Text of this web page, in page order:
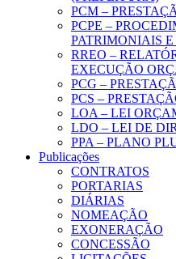
PCM –
PCPE –
PATRIMONIAIS E
RREO –
EXECUÇÃO
PCG –
PCS –
LOA – LEI
LDO – LEI DE
PPA – PLANO
Publicações
CONTRATOS
PORTARIAS
DIÁRIAS
NOMEAÇÃO
EXONERAÇÃO
CONCESSÃO